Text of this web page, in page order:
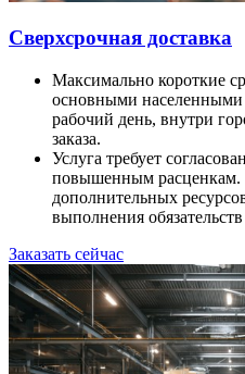
Сверхсрочная доставка
Максимально короткие
основными населенными
рабочий день, внутри
заказа.
Услуга требует
повышенным расценкам.
дополнительных
выполнения
Заказать сейчас